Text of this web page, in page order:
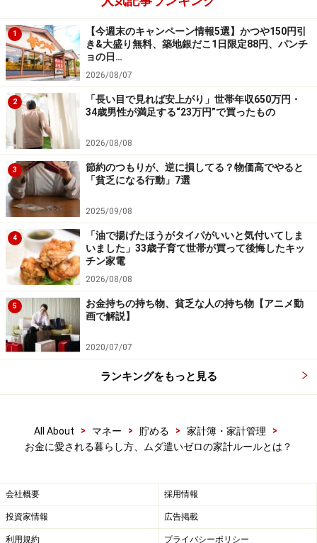
らすにはどうしたらいいか、ムダな電気の消し忘れを減
らす。そんな些細な行動の積み重ねが、家計にじわじわ
効いてきます。
「今日のごはん、昨日の残り物にひと手間加えるだけ」
「冷凍保存できるからまとめ買いしておこう」などのち
ょっとした“知恵”が、暮らしを整えてくれます。
ムダ遣いゼロの家計ルール5：完璧を目指さ
ない。程よい手抜きが心の余裕に
れているときはお総菜に頼ったり、掃除は週末にまとめ
てやったりと、程よく手を抜くことで、ストレスをため
節約は、継続してこそ意味があるもの。頑張り過ぎてパ
ンクしてしまっては、本末転倒です。ちょっとゆるく、
1
【今週末のキャンペーン情報5選】かつや150円引
き&大盛り無料、築地銀だこ1日限定88円、パンチ
ョの日…
2026/08/07
2
「長い目で見れば安上がり」世帯年収650万円・
34歳男性が満足する“23万円”で買ったもの
2026/08/08
3
節約のつもりが、逆に損してる？物価高でやると
「貧乏になる行動」7選
2025/09/08
4
「油で揚げたほうがタイパがいいと気付いてしま
いました」33歳子育て世帯が買って後悔したキッ
チン家電
2026/08/08
5
お金持ちの持ち物、貧乏な人の持ち物【アニメ動
画で解説】
2020/07/07
ランキングをもっと見る
All About > マネー > 貯める > 家計簿・家計管理
>
お金に愛される暮らし方、ムダ遣いゼロの家計ルールとは？
会社概要 採用情報
投資家情報 広告掲載
利用規約 プライバシーポリシー